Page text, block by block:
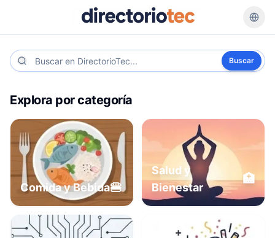
Buscar
Explora por categoría
Comida y Bebida🍔
Salud y
Bienestar
🏥